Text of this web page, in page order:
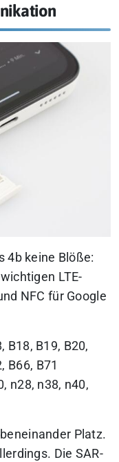
4b keine Blöße:
LTE-
NFC für Google
B18, B19, B20,
B66, B71
n28, n38, n40,
Platz.
Die SAR-